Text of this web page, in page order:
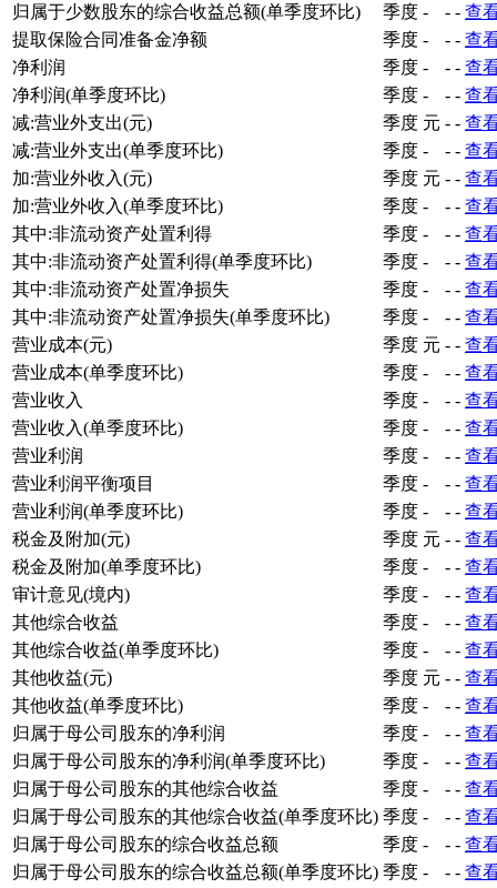
归属于少数股东的综合收益总额(单季度环比) 季度 - - - 查
提取保险合同准备金净额
季度 - - - 查
净利润
季度 - - - 查
净利润(单季度环比)
季度 - - - 查
减:营业外支出(元)
季度 元 - - 查
减:营业外支出(单季度环比)
季度 - - - 查
加:营业外收入(元)
季度 元 - - 查
加:营业外收入(单季度环比)
季度 - - - 查
其中:非流动资产处置利得
季度 - - - 查
其中:非流动资产处置利得(单季度环比)
季度 - - - 查
其中:非流动资产处置净损失
季度 - - - 查
其中:非流动资产处置净损失(单季度环比)
季度 - - - 查
营业成本(元)
季度 元 - - 查
营业成本(单季度环比)
季度 - - - 查
营业收入
季度 - - - 查
营业收入(单季度环比)
季度 - - - 查
营业利润
季度 - - - 查
营业利润平衡项目
季度 - - - 查
营业利润(单季度环比)
季度 - - - 查
税金及附加(元)
季度 元 - - 查
税金及附加(单季度环比)
季度 - - - 查
审计意见(境内)
季度 - - - 查
其他综合收益
季度 - - - 查
其他综合收益(单季度环比)
季度 - - - 查
其他收益(元)
季度 元 - - 查
其他收益(单季度环比)
季度 - - - 查
归属于母公司股东的净利润
季度 - - - 查
归属于母公司股东的净利润(单季度环比)
季度 - - - 查
归属于母公司股东的其他综合收益
季度 - - - 查
归属于母公司股东的其他综合收益(单季度环比) 季度 - - - 查
归属于母公司股东的综合收益总额
季度 - - - 查
归属于母公司股东的综合收益总额(单季度环比) 季度 - - - 查